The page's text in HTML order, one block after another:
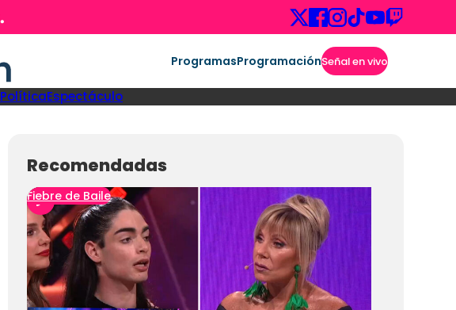
ProgramasProgramaciónSeñal en vivo
PolíticaEspectáculo
Recomendadas
Fiebre de Baile